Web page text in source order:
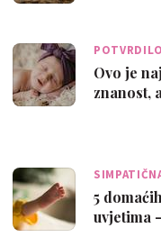
Ovo je
znanost,
5
uvjetima